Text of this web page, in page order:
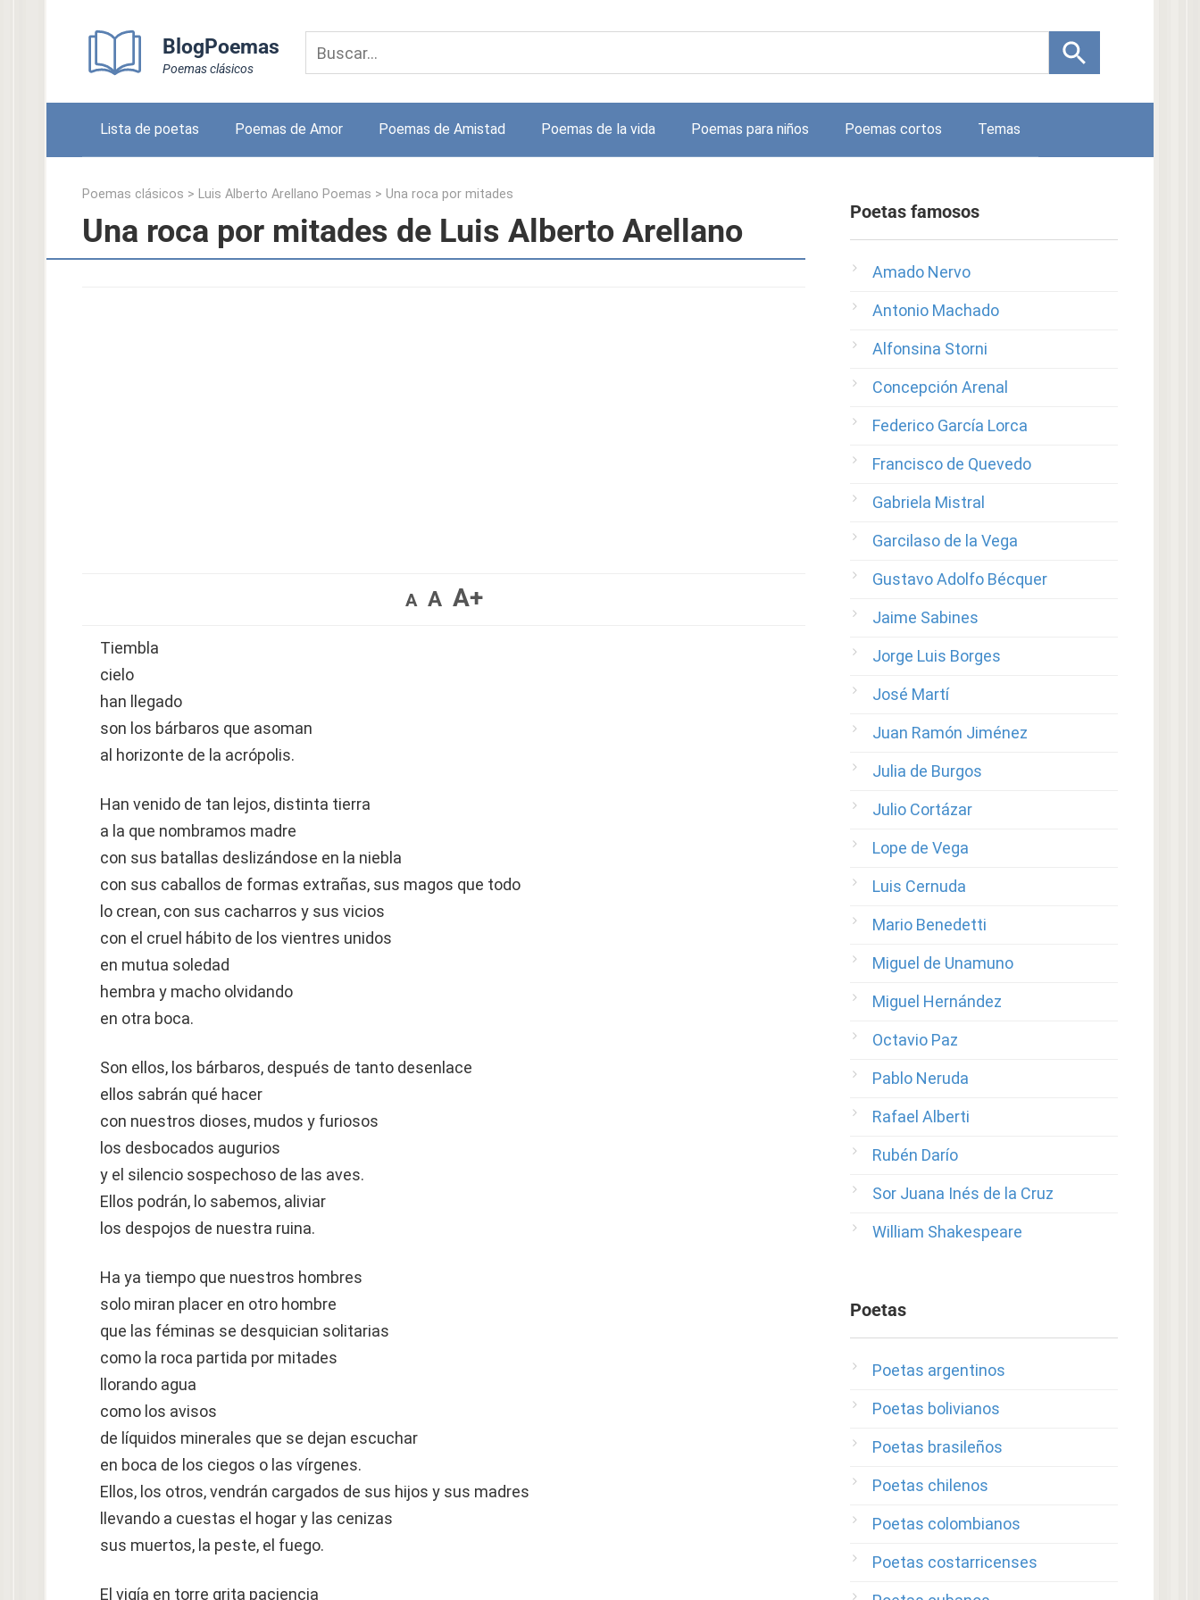
BlogPoemas
Poemas clásicos
Lista de poetas Poemas de Amor Poemas de Amistad Poemas de la vida Poemas para niños Poemas cortos Temas
Poemas clásicos > Luis Alberto Arellano Poemas > Una roca por mitades
Una roca por mitades de Luis Alberto Arellano
A A A+
Tiembla
cielo
han llegado
son los bárbaros que asoman
al horizonte de la acrópolis.
Han venido de tan lejos, distinta tierra
a la que nombramos madre
con sus batallas deslizándose en la niebla
con sus caballos de formas extrañas, sus magos que todo
lo crean, con sus cacharros y sus vicios
con el cruel hábito de los vientres unidos
en mutua soledad
hembra y macho olvidando
en otra boca.
Son ellos, los bárbaros, después de tanto desenlace
ellos sabrán qué hacer
con nuestros dioses, mudos y furiosos
los desbocados augurios
y el silencio sospechoso de las aves.
Ellos podrán, lo sabemos, aliviar
los despojos de nuestra ruina.
Ha ya tiempo que nuestros hombres
solo miran placer en otro hombre
que las féminas se desquician solitarias
como la roca partida por mitades
llorando agua
como los avisos
de líquidos minerales que se dejan escuchar
en boca de los ciegos o las vírgenes.
Ellos, los otros, vendrán cargados de sus hijos y sus madres
llevando a cuestas el hogar y las cenizas
sus muertos, la peste, el fuego.
El vigía en torre grita paciencia
Poetas famosos
Amado Nervo
Antonio Machado
Alfonsina Storni
Concepción Arenal
Federico García Lorca
Francisco de Quevedo
Gabriela Mistral
Garcilaso de la Vega
Gustavo Adolfo Bécquer
Jaime Sabines
Jorge Luis Borges
José Martí
Juan Ramón Jiménez
Julia de Burgos
Julio Cortázar
Lope de Vega
Luis Cernuda
Mario Benedetti
Miguel de Unamuno
Miguel Hernández
Octavio Paz
Pablo Neruda
Rafael Alberti
Rubén Darío
Sor Juana Inés de la Cruz
William Shakespeare
Poetas
Poetas argentinos
Poetas bolivianos
Poetas brasileños
Poetas chilenos
Poetas colombianos
Poetas costarricenses